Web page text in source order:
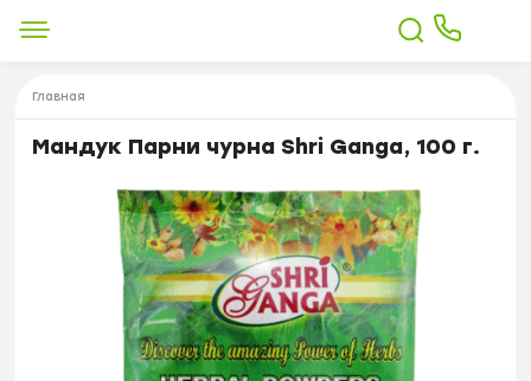
Главная
Мандук Парни чурна Shri Ganga, 100 г.